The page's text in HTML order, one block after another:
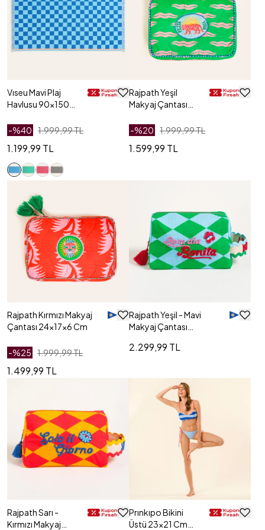
Vıseu Mavi Plaj
Havlusu 90x150
-%40 1.999,99 TL
1.199,99 TL
Rajpath Yeşil
Makyaj Çantası
-%20 1.999,99 TL
1.599,99 TL
Rajpath Kırmızı Makyaj
Çantası 24x17x6 Cm
-%25 1.999,99 TL
1.499,99 TL
Rajpath Yeşil - Mavi
Makyaj Çantası
2.299,99 TL
Rajpath Sarı -
Kırmızı Makyaj
Prınkıpo Bikini
Üstü 23x21 Cm